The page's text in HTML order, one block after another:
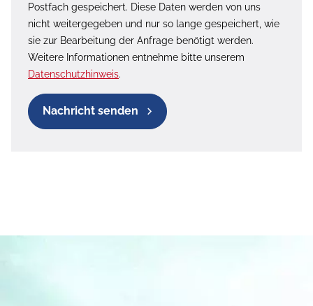
Postfach gespeichert. Diese Daten werden von uns
nicht weitergegeben und nur so lange gespeichert, wie
sie zur Bearbeitung der Anfrage benötigt werden.
Weitere Informationen entnehme bitte unserem
Datenschutzhinweis.
Nachricht senden